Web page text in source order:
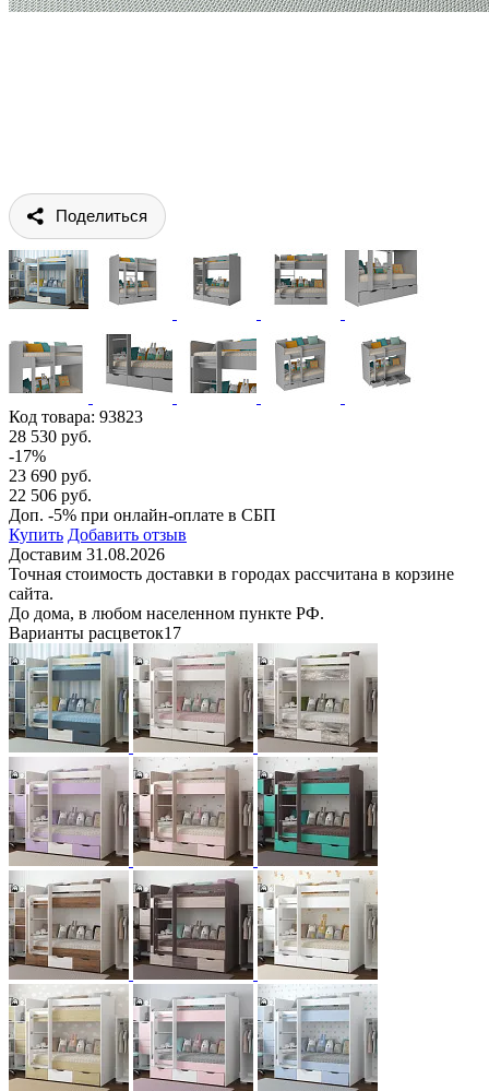
Поделиться
Код товара: 93823
28 530 руб.
-17%
23 690 руб.
22 506 руб.
Доп. -5% при онлайн-оплате в СБП
Купить Добавить отзыв
Доставим 31.08.2026
Точная стоимость доставки в городах рассчитана в корзине
сайта.
До дома, в любом населенном пункте РФ.
Варианты расцветок17